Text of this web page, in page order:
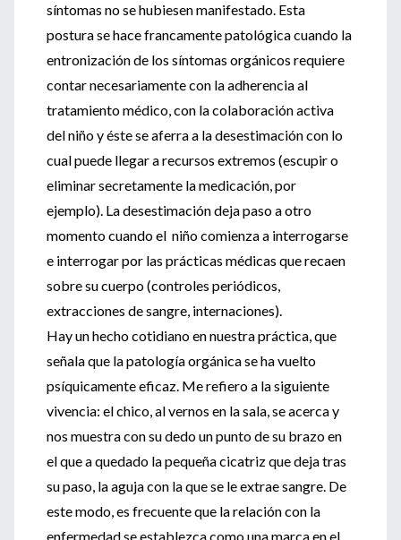
síntomas no se hubiesen manifestado. Esta
postura se hace francamente patológica cuando la
entronización de los síntomas orgánicos requiere
contar necesariamente con la adherencia al
tratamiento médico, con la colaboración activa
del niño y éste se aferra a la desestimación con lo
cual puede llegar a recursos extremos (escupir o
eliminar secretamente la medicación, por
ejemplo). La desestimación deja paso a otro
momento cuando el niño comienza a interrogarse
e interrogar por las prácticas médicas que recaen
sobre su cuerpo (controles periódicos,
extracciones de sangre, internaciones).
Hay un hecho cotidiano en nuestra práctica, que
señala que la patología orgánica se ha vuelto
psíquicamente eficaz. Me refiero a la siguiente
vivencia: el chico, al vernos en la sala, se acerca y
nos muestra con su dedo un punto de su brazo en
el que a quedado la pequeña cicatriz que deja tras
su paso, la aguja con la que se le extrae sangre. De
este modo, es frecuente que la relación con la
enfermedad se establezca como una marca en el